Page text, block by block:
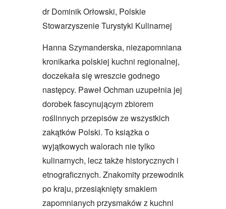
dr Dominik Orłowski, Polskie
Stowarzyszenie Turystyki Kulinarnej
Hanna Szymanderska, niezapomniana
kronikarka polskiej kuchni regionalnej,
doczekała się wreszcie godnego
następcy. Paweł Ochman uzupełnia jej
dorobek fascynującym zbiorem
roślinnych przepisów ze wszystkich
zakątków Polski. To książka o
wyjątkowych walorach nie tylko
kulinarnych, lecz także historycznych i
etnograficznych. Znakomity przewodnik
po kraju, przesiąknięty smakiem
zapomnianych przysmaków z kuchni